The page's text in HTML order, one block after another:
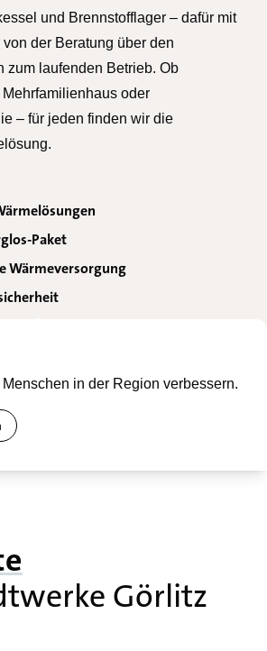
und Brennstofflager – dafür mit
der Beratung über den
zum laufenden Betrieb. Ob
oder
– für jeden finden wir die
Paket
Wärmeversorgung
in der Region verbessern.
Görlitz